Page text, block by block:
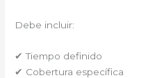
Debe incluir:
✔ Tiempo definido
✔ Cobertura específica